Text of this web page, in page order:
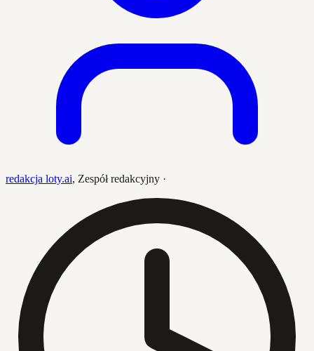
redakcja loty.ai, Zespół redakcyjny ·